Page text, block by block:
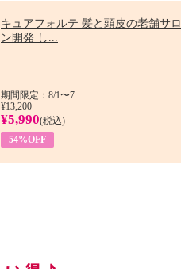
キュアフォルテ 髪と頭皮の老舗サロ
ン開発 し...
期間限定：8/1〜7
¥13,200
¥5,990(税込)
54%OFF